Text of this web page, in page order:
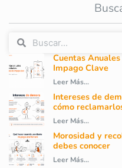
Cuentas
Impago Clave
Leer Más...
Intereses de
cómo
Leer Más...
Morosidad y
debes conocer
Leer Más...